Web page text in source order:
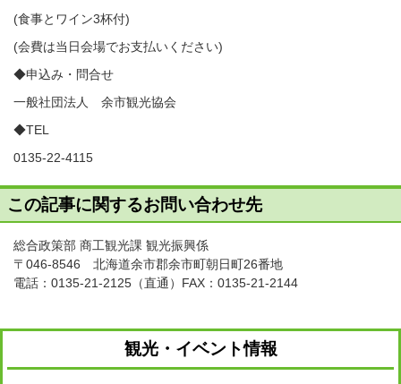
(食事とワイン3杯付)
(会費は当日会場でお支払いください)
◆申込み・問合せ
一般社団法人 余市観光協会
◆TEL
0135-22-4115
この記事に関するお問い合わせ先
総合政策部 商工観光課 観光振興係
〒046-8546 北海道余市郡余市町朝日町26番地
電話： 0135-21-2125 （直通）FAX：0135-21-2144
観光・イベント情報